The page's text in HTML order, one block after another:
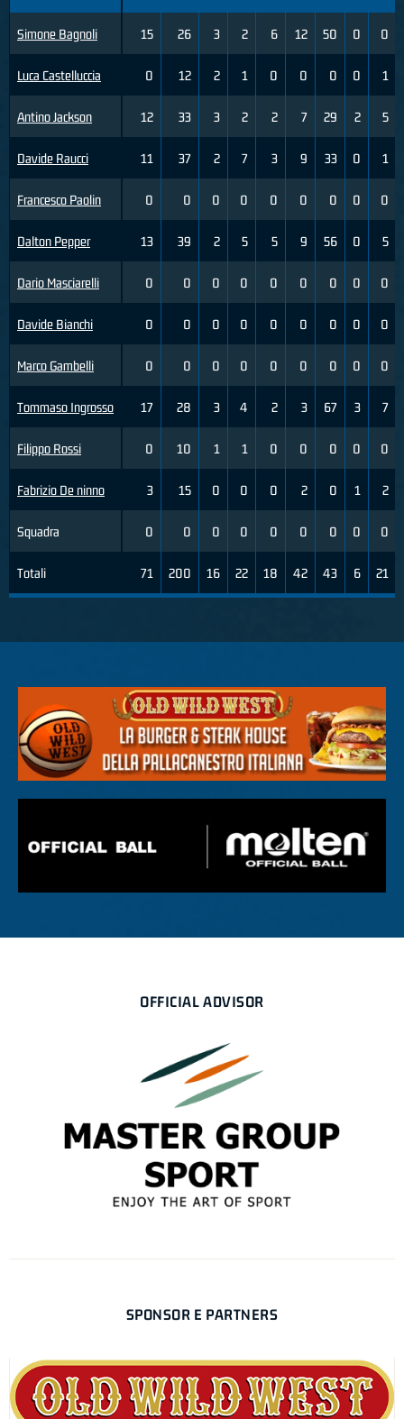
Simone Bagnoli
Luca Castelluccia
Antino Jackson
Davide Raucci
Francesco Paolin
Dalton Pepper
Dario Masciarelli
Davide Bianchi
Marco Gambelli
Tommaso Ingrosso
Filippo Rossi
Fabrizio De ninno
Squadra
Totali
15 26 3 2 6 12 50 0 0
0 12 2 1 0 0 0 0 1
12 33 3 2 2 7 29 2 5
11 37 2 7 3 9 33 0 1
0 0 0 0 0 0 0 0 0
13 39 2 5 5 9 56 0 5
0 0 0 0 0 0 0 0 0
0 0 0 0 0 0 0 0 0
0 0 0 0 0 0 0 0 0
17 28 3 4 2 3 67 3 7
0 10 1 1 0 0 0 0 0
3 15 0 0 0 2 0 1 2
0 0 0 0 0 0 0 0 0
71 200 16 22 18 42 43 6 21
OFFICIAL ADVISOR
SPONSOR E PARTNERS